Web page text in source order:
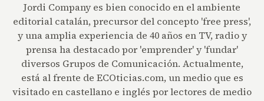
Jordi Company es bien conocido en el ambiente
editorial catalán, precursor del concepto 'free press',
y una amplia experiencia de 40 años en TV, radio y
prensa ha destacado por 'emprender' y 'fundar'
diversos Grupos de Comunicación. Actualmente,
está al frente de ECOticias.com, un medio que es
visitado en castellano e inglés por lectores de medio